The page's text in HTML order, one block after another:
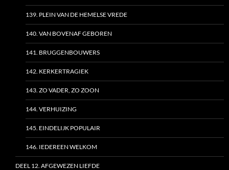
139. PLEIN VAN DE HEMELSE VREDE
140. VAN BOVENAF GEBOREN
141. BRUGGENBOUWERS
142. KERKERTRAGIEK
143. ZO VADER, ZO ZOON
144. VERHUIZING
145. EINDELIJK POPULAIR
146. IEDEREEN WELKOM
DEEL 12. AFGEWEZEN LIEFDE